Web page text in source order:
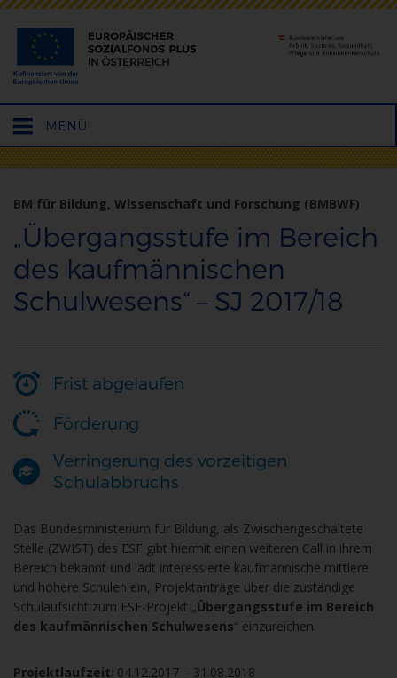
Hauptmenü
öffnen
MENÜ
BM für Bildung, Wissenschaft und Forschung (BMBWF)
„Übergangsstufe im Bereich
des kaufmännischen
Schulwesens“ – SJ 2017/18
Frist abgelaufen
Förderung
Verringerung des vorzeitigen
Schulabbruchs
Das Bundesministerium für Bildung, als Zwischengeschaltete
Stelle (ZWIST) des ESF gibt hiermit einen weiteren Call in ihrem
Bereich bekannt und lädt interessierte kaufmännische mittlere
und höhere Schulen ein, Projektanträge über die zuständige
Schulaufsicht zum ESF-Projekt „Übergangsstufe im Bereich
des kaufmännischen Schulwesens“ einzureichen.
Projektlaufzeit: 04.12.2017 – 31.08.2018